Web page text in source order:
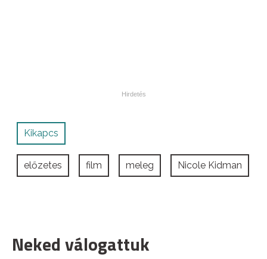
Kikapcs
előzetes film meleg Nicole Kidman
Neked válogattuk